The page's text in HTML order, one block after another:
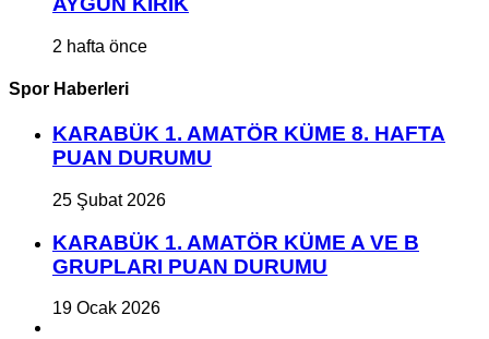
2 hafta önce
Spor Haberleri
KARABÜK 1. AMATÖR KÜME 8. HAFTA
PUAN DURUMU
25 Şubat 2026
KARABÜK 1. AMATÖR KÜME A VE B
GRUPLARI PUAN DURUMU
19 Ocak 2026